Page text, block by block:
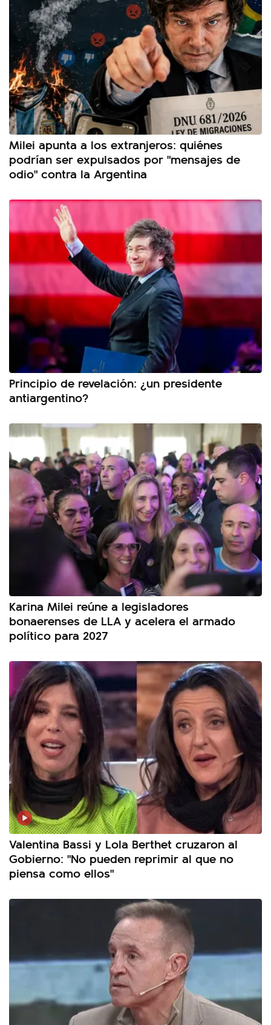
Milei apunta a los extranjeros: quiénes
podrían ser expulsados por "mensajes de
odio" contra la Argentina
Principio de revelación: ¿un presidente
antiargentino?
Karina Milei reúne a legisladores
bonaerenses de LLA y acelera el armado
político para 2027
Valentina Bassi y Lola Berthet cruzaron al
Gobierno: "No pueden reprimir al que no
piensa como ellos"